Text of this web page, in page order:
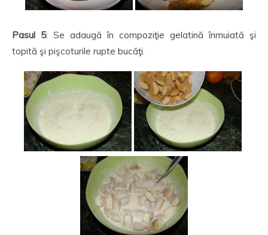
Pasul 5: Se adaugă în compoziţie gelatină înmuiată şi
topită şi pişcoturile rupte bucăţi.